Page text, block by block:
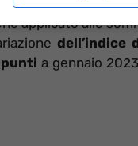
applicato alle
dell’indice
punti a gennaio